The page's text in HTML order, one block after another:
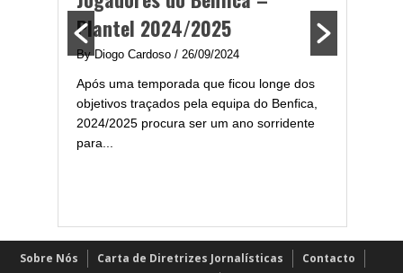
Plantel 2024/2025
By Diogo Cardoso / 26/09/2024
Após uma temporada que ficou longe dos
objetivos traçados pela equipa do Benfica,
2024/2025 procura ser um ano sorridente
para...
Sobre Nós Carta de Diretrizes Jornalísticas Contacto